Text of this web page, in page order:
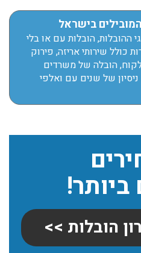
ביותר!
הובלות >>
בישראל
ההובלות, הובלות עם או בלי
כולל שירותי אריזה, פירוק
הובלה של משרדים
של שנים עם ואלפי